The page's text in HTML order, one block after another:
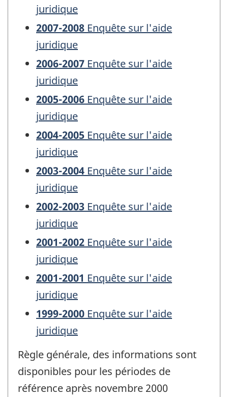
juridique
2007-2008 Enquête sur l'aide
juridique
2006-2007 Enquête sur l'aide
juridique
2005-2006 Enquête sur l'aide
juridique
2004-2005 Enquête sur l'aide
juridique
2003-2004 Enquête sur l'aide
juridique
2002-2003 Enquête sur l'aide
juridique
2001-2002 Enquête sur l'aide
juridique
2001-2001 Enquête sur l'aide
juridique
1999-2000 Enquête sur l'aide
juridique
Règle générale, des informations sont
disponibles pour les périodes de
référence après novembre 2000